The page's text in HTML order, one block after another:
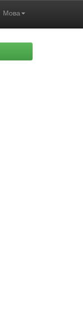
Мова